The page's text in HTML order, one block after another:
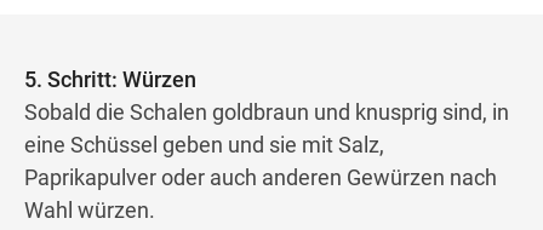
5. Schritt: Würzen
Sobald die Schalen goldbraun und knusprig sind, in
eine Schüssel geben und sie mit Salz,
Paprikapulver oder auch anderen Gewürzen nach
Wahl würzen.